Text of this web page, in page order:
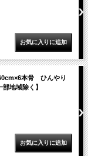
本骨 ひんやり
地域除く】